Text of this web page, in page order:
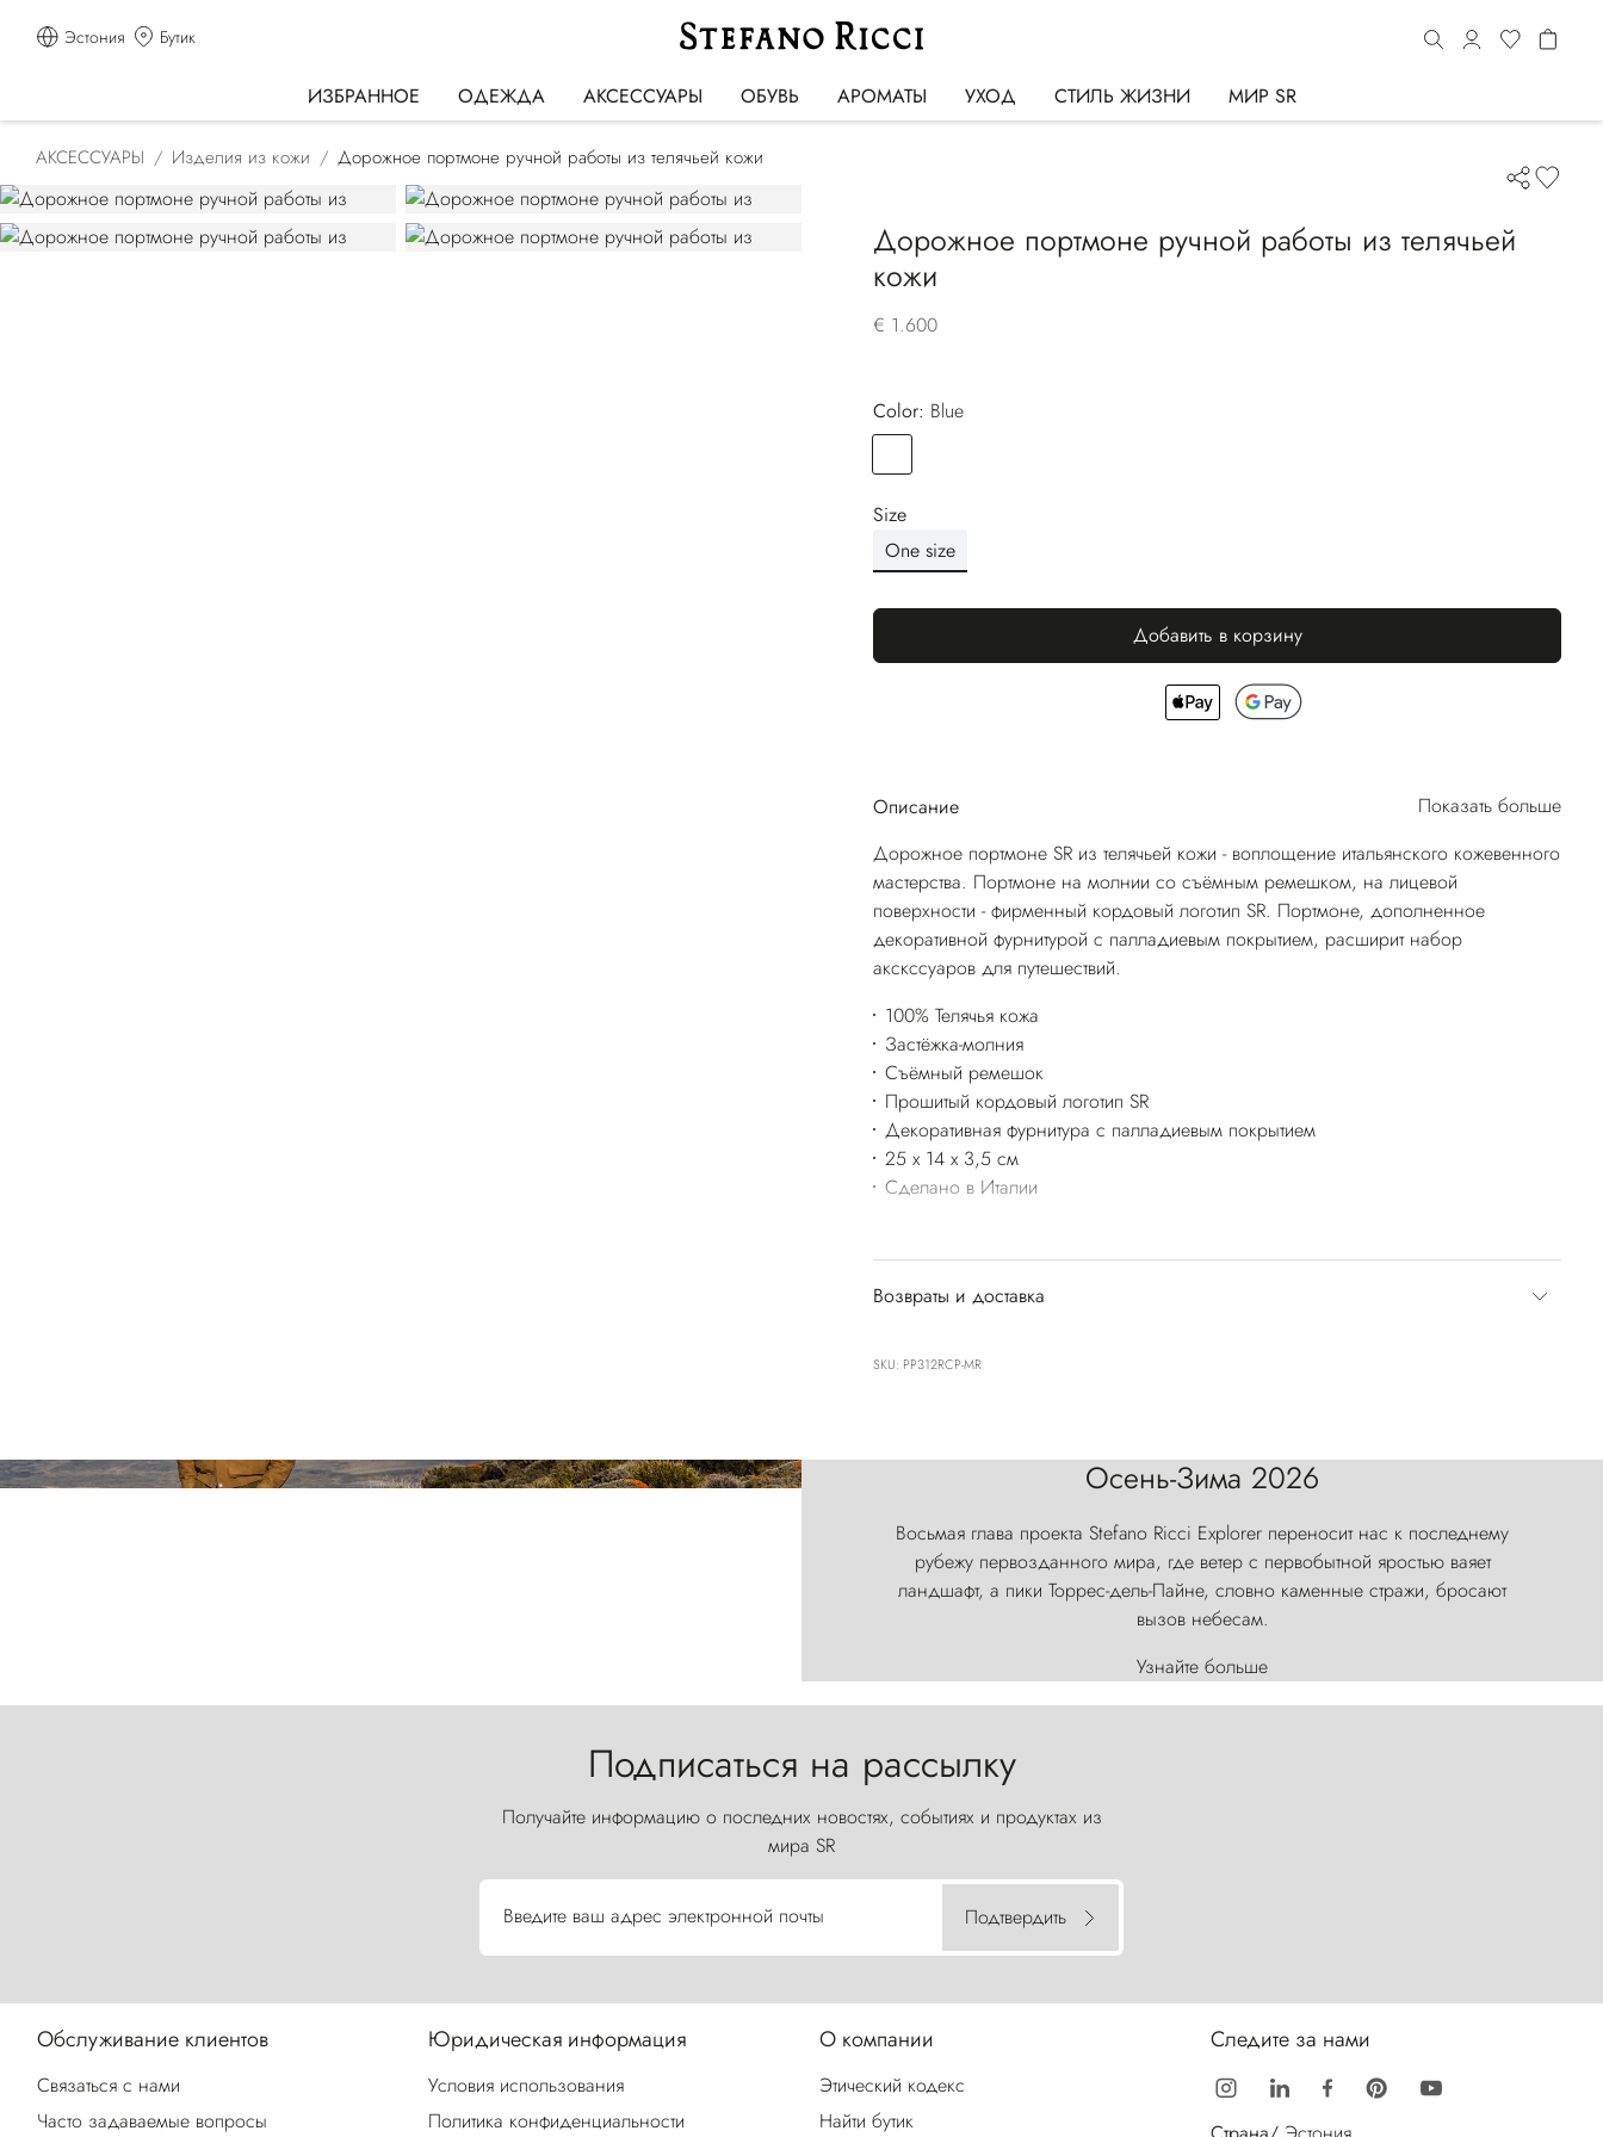
Эстония Бутик
ИЗБРАННОЕ ОДЕЖДА АКСЕССУАРЫ ОБУВЬ АРОМАТЫ УХОД СТИЛЬ ЖИЗНИ МИР SR
АКСЕССУАРЫ Изделия из кожи Дорожное портмоне ручной работы из телячьей кожи
Дорожное портмоне ручной работы из телячьей
кожи
€ 1.600
Color:
blue
Size
One size
Добавить в корзину
Описание
Показать больше
Дорожное портмоне SR из телячьей кожи - воплощение итальянского кожевенного
мастерства. Портмоне на молнии со съёмным ремешком, на лицевой
поверхности - фирменный кордовый логотип SR. Портмоне, дополненное
декоративной фурнитурой с палладиевым покрытием, расширит набор
акскссуаров для путешествий.
100% Телячья кожа
Застёжка-молния
Съёмный ремешок
Прошитый кордовый логотип SR
Декоративная фурнитура с палладиевым покрытием
25 x 14 x 3,5 см
Сделано в Италии
Возвраты и доставка
SKU: PP312RCP-MR
Осень-Зима 2026
Восьмая глава проекта Stefano Ricci Explorer переносит нас к последнему
рубежу первозданного мира, где ветер с первобытной яростью ваяет
ландшафт, а пики Торрес-дель-Пайне, словно каменные стражи, бросают
вызов небесам.
Узнайте больше
Подписаться на рассылку
Получайте информацию о последних новостях, событиях и продуктах из
мира SR
Введите ваш адрес электронной почты Подтвердить
Обслуживание клиентов
Связаться с нами
Часто задаваемые вопросы
Юридическая информация
Условия использования
Политика конфиденциальности
О компании
Этический кодекс
Найти бутик
Следите за нами